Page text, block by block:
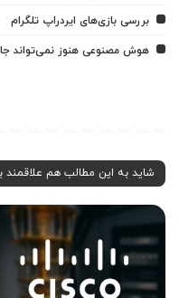
بررسی بازی‌های ایردراپ تلگرام
هوش مصنوعی هنوز نمی‌تواند
شاید به این مطالب هم علاقمند